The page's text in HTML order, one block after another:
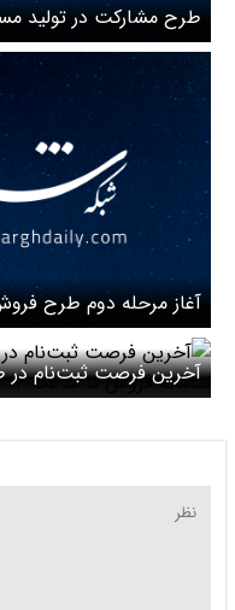
طرح مشارکت در تولید
آغاز مرحله دوم طرح
برای عموم مردم بدون
آخرین فرصت ثبت‌نام در
سامانه فروش تا ساعت ۱۷ شنبه فعال است